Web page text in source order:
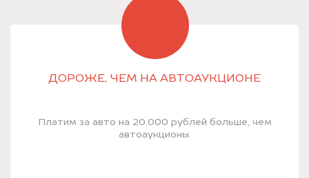
ДОРОЖЕ, ЧЕМ НА АВТОАУКЦИОНЕ
Платим за авто на 20.000 рублей больше, чем
автоаукционы.